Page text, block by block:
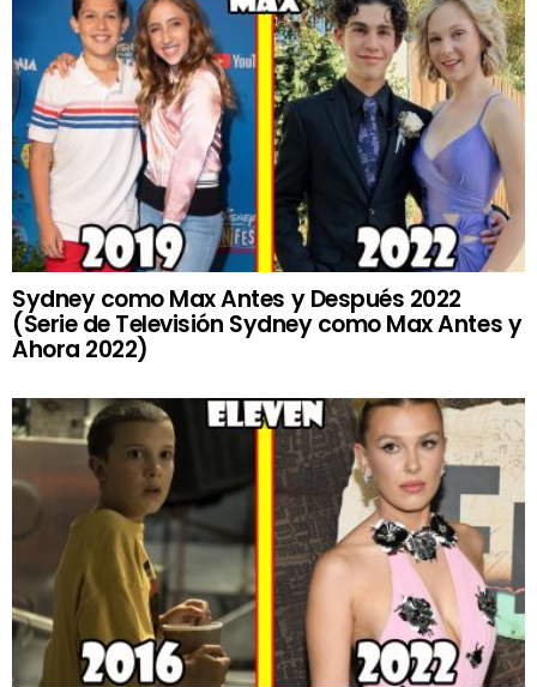
Sydney como Max Antes y Después 2022
(Serie de Televisión Sydney como Max Antes y
Ahora 2022)